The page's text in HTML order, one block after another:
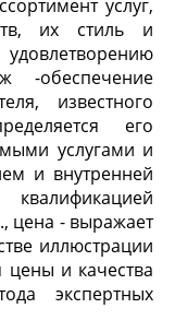
услуг,
их стиль и
-обеспечение
известного
его
услугами и
и внутренней
цена - выражает
иллюстрации
и качества
экспертных